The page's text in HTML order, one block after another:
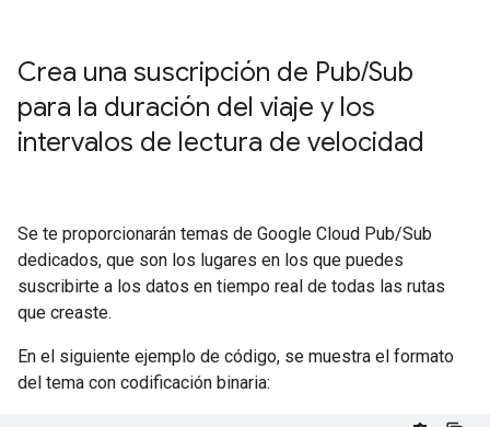
Crea una suscripción de Pub/Sub
para la duración del viaje y los
intervalos de lectura de velocidad
Se te proporcionarán temas de Google Cloud Pub/Sub
dedicados, que son los lugares en los que puedes
suscribirte a los datos en tiempo real de todas las rutas
que creaste.
En el siguiente ejemplo de código, se muestra el formato
del tema con codificación binaria: